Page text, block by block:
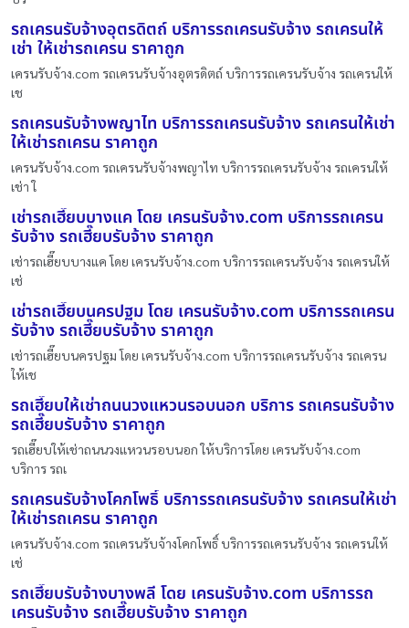
รถเครนรับจ้างอุตรดิตถ์ บริการรถเครนรับจ้าง รถเครนให้
เช่า ให้เช่ารถเครน ราคาถูก
เครนรับจ้าง.com รถเครนรับจ้างอุตรดิตถ์ บริการรถเครนรับจ้าง รถเครนให้
เช
รถเครนรับจ้างพญาไท บริการรถเครนรับจ้าง รถเครนให้เช่า
ให้เช่ารถเครน ราคาถูก
เครนรับจ้าง.com รถเครนรับจ้างพญาไท บริการรถเครนรับจ้าง รถเครนให้
เช่า ใ
เช่ารถเฮี๊ยบบางแค โดย เครนรับจ้าง.com บริการรถเครน
รับจ้าง รถเฮี๊ยบรับจ้าง ราคาถูก
เช่ารถเฮี๊ยบบางแค โดย เครนรับจ้าง.com บริการรถเครนรับจ้าง รถเครนให้
เช่
เช่ารถเฮี๊ยบนครปฐม โดย เครนรับจ้าง.com บริการรถเครน
รับจ้าง รถเฮี๊ยบรับจ้าง ราคาถูก
เช่ารถเฮี๊ยบนครปฐม โดย เครนรับจ้าง.com บริการรถเครนรับจ้าง รถเครน
ให้เช
รถเฮี๊ยบให้เช่าถนนวงแหวนรอบนอก บริการ รถเครนรับจ้าง
รถเฮี๊ยบรับจ้าง ราคาถูก
รถเฮี๊ยบให้เช่าถนนวงแหวนรอบนอก ให้บริการโดย เครนรับจ้าง.com
บริการ รถเ
รถเครนรับจ้างโคกโพธิ์ บริการรถเครนรับจ้าง รถเครนให้เช่า
ให้เช่ารถเครน ราคาถูก
เครนรับจ้าง.com รถเครนรับจ้างโคกโพธิ์ บริการรถเครนรับจ้าง รถเครนให้
เช่
รถเฮี๊ยบรับจ้างบางพลี โดย เครนรับจ้าง.com บริการรถ
เครนรับจ้าง รถเฮี๊ยบรับจ้าง ราคาถูก